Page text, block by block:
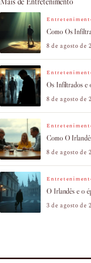
Como Os
8 de agosto de
Os Infiltrados e
8 de agosto de
Como O
8 de agosto de
O Irlandês e o
3 de agosto de